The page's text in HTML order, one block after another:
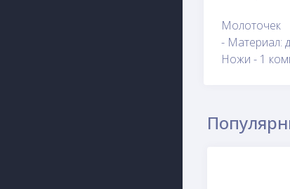
Молоточек
- Материал:
Ножи - 1